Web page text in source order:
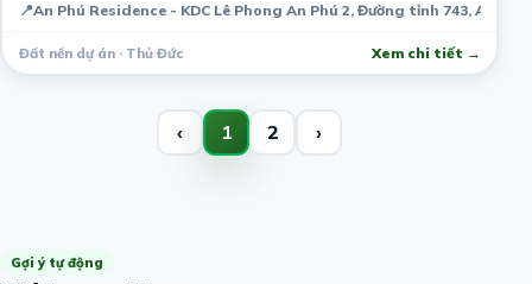
📍An Phú Residence - KDC Lê Phong An Phú 2, Đường tỉnh 743, An
Đất nền dự án · Thủ Đức Xem chi tiết →
‹ 1 2 ›
Gợi ý tự động